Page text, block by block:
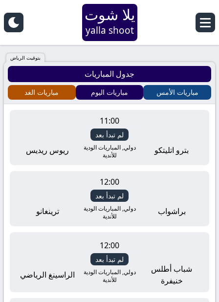
Yalla
Shoot
|
أهم
اليوم
جوال
تقطيع
يلا شوت
yalla shoot
بتوقيت الرياض
جدول المباريات
مباريات الأمس مباريات اليوم مباريات الغد
بترو اتليتكو
11:00
لم تبدأ بعد
دولي, المباريات الودية
للأندية
ريوس ريديس
براشواب
12:00
لم تبدأ بعد
دولي, المباريات الودية
للأندية
ترينغانو
شباب أطلس
خنيفرة
12:00
لم تبدأ بعد
دولي, المباريات الودية
للأندية
الراسينغ الرياضي